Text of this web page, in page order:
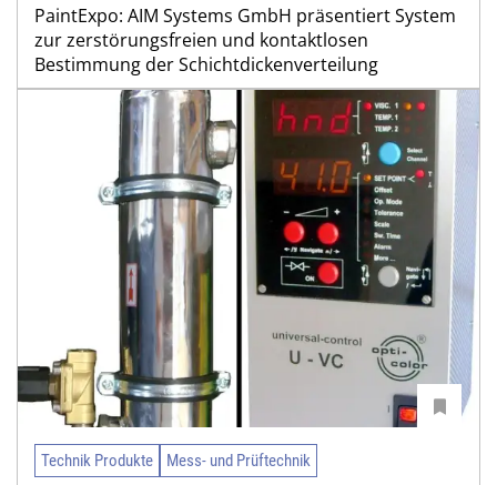
PaintExpo: AIM Systems GmbH präsentiert System
zur zerstörungsfreien und kontaktlosen
Bestimmung der Schichtdickenverteilung
Technik Produkte Mess- und Prüftechnik